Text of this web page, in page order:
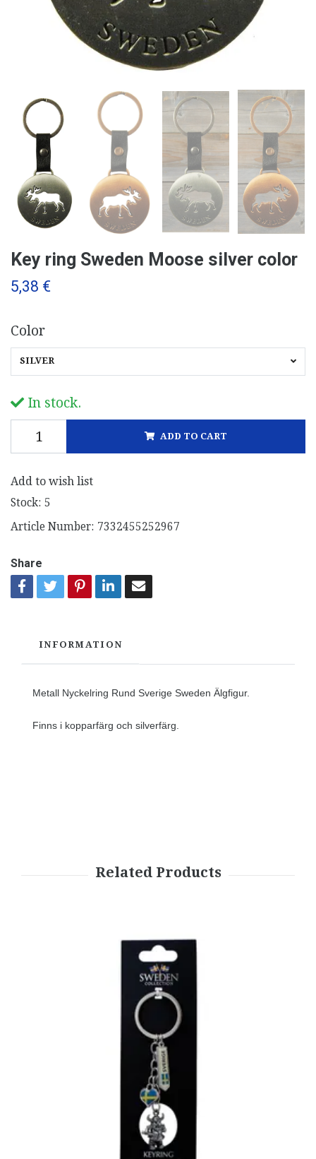
Key ring Sweden Moose silver color
5,38 €
Color
SILVER
In stock.
ADD TO CART
Add to wish list
Stock: 5
Article Number: 7332455252967
Share
INFORMATION
Metall Nyckelring Rund Sverige Sweden Älgfigur.
Finns i kopparfärg och silverfärg.